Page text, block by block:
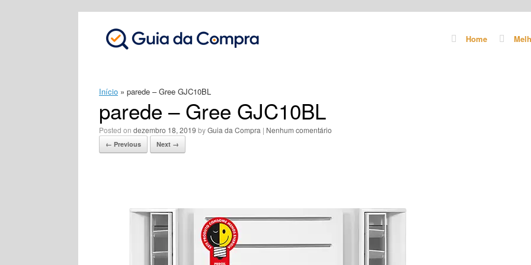
Home
Início » parede – Gree GJC10BL
parede – Gree GJC10BL
Posted on dezembro 18, 2019 byGuia da Compra | Nenhum comentário
← Previous Next →